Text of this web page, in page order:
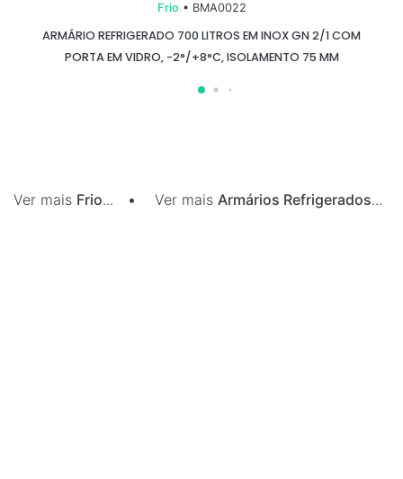
Frio • BMA0022
ARMÁRIO REFRIGERADO 700 LITROS EM INOX GN 2/1 COM
PORTA EM VIDRO, -2°/+8°C, ISOLAMENTO 75 MM
Ver mais Frio... • Ver mais Armários Refrigerados...